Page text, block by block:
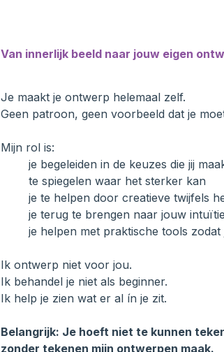
Van innerlijk beeld naar jouw eigen
Je maakt je ontwerp helemaal zelf.
Geen patroon, geen voorbeeld dat je
Mijn rol is:
je begeleiden in de keuzes die jij
te spiegelen waar het sterker kan
je te helpen door creatieve twijfels
je terug te brengen naar jouw
je helpen met praktische tools
Ik ontwerp niet voor jou.
Ik behandel je niet als beginner.
Ik help je zien wat er al ín je zit.
Belangrijk: Je hoeft niet te kunnen
zonder tekenen mijn ontwerpen maak.